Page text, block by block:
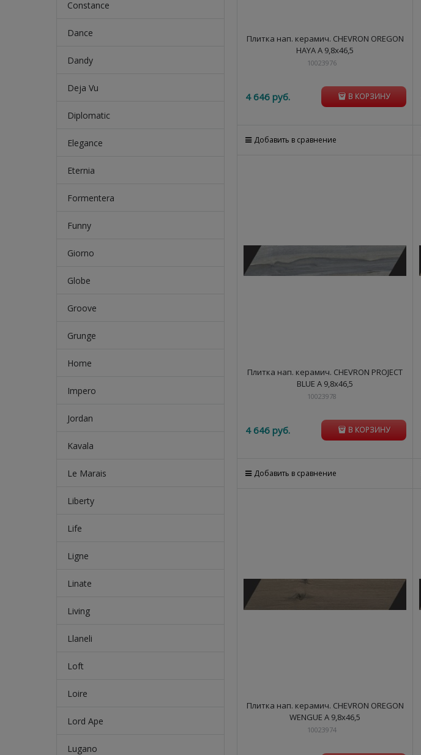
Constance
Dance
Dandy
Deja Vu
Diplomatic
Elegance
Eternia
Formentera
Funny
Giorno
Globe
Groove
Grunge
Home
Impero
Jordan
Kavala
Le Marais
Liberty
Life
Ligne
Linate
Living
Llaneli
Loft
Loire
Lord Ape
Lugano
Плитка нап. керамич. CHEVRON OREGON
HAYA A 9,8x46,5
10023976
4 646 руб. В КОРЗИНУ
Добавить в сравнение
Плитка нап. керамич. CHEVRON PROJECT
BLUE A 9,8x46,5
10023978
4 646 руб. В КОРЗИНУ
Добавить в сравнение
Плитка нап. керамич. CHEVRON OREGON
WENGUE A 9,8x46,5
10023974